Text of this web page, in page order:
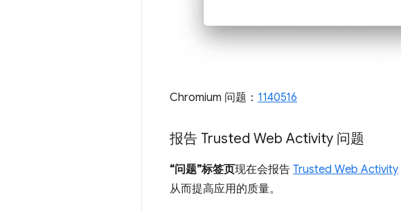
Chromium 问题： 1140516
报告 Trusted Web Activity 问题
“问题”标签页现在会报告 Trusted Web Activity
从而提高应用的质量。